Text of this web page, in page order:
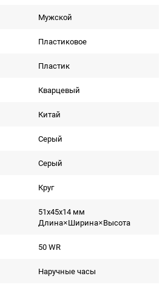
Мужской
Пластиковое
Пластик
Кварцевый
Китай
Серый
Серый
Круг
51x45x14 мм
Длина×Ширина×Высота
50 WR
Наручные часы